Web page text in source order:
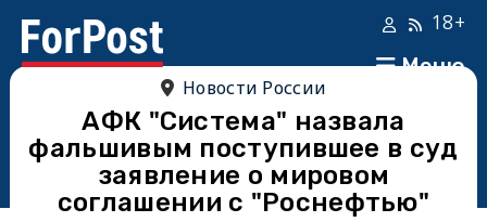
Меню
18+
Новости России
АФК "Система" назвала
фальшивым поступившее в суд
заявление о мировом
соглашении с "Роснефтью"